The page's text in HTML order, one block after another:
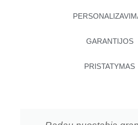
GARANTIJOS
PRISTATYMAS